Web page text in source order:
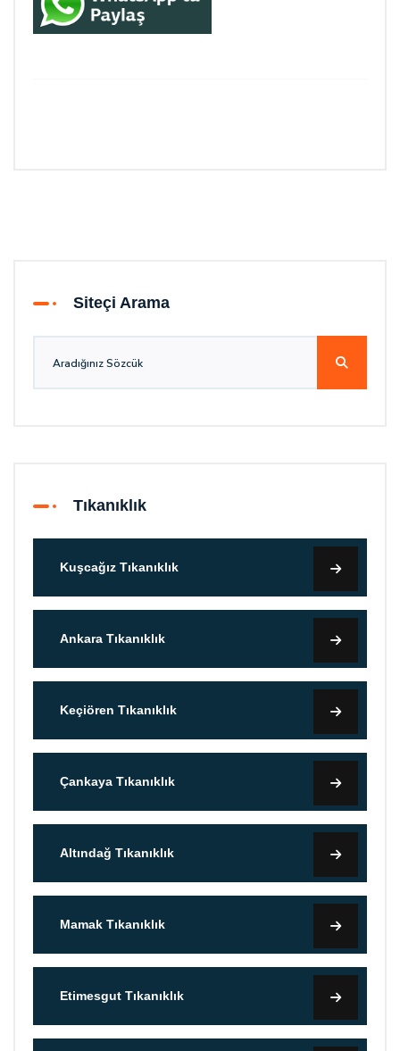
Siteçi Arama
Tıkanıklık
Kuşcağız Tıkanıklık
Ankara Tıkanıklık
Keçiören Tıkanıklık
Çankaya Tıkanıklık
Altındağ Tıkanıklık
Mamak Tıkanıklık
Etimesgut Tıkanıklık